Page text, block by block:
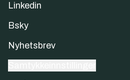
Linkedin
Bsky
Nyhetsbrev